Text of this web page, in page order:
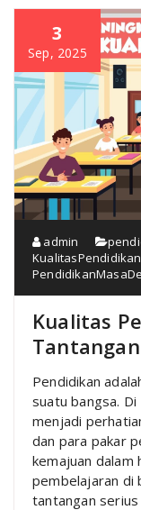
3
Sep, 2025
admin
KualitasPendidikan
Kualitas
Pendidikan
suatu bangsa.
menjadi
dan para pakar
kemajuan dalam
pembelajaran di
tantangan